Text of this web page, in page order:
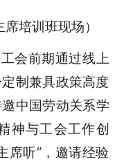
培训班现场）
会前期通过线上
制兼具政策高度
中国劳动关系学
神与工会工作创
席听”，邀请经验